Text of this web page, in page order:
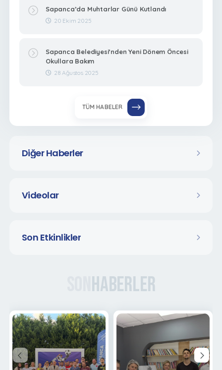
Diğer Haberler
Videolar
Son Etkinlikler
Sapanca’da Muhtarlar Günü Kutlandı
20 Ekim 2025
Sapanca Belediyesi’nden Yeni Dönem Öncesi
Okullara Bakım
28 Ağustos 2025
TÜM HABELER
Haberler